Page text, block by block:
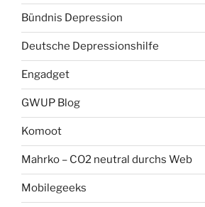
Bündnis Depression
Deutsche Depressionshilfe
Engadget
GWUP Blog
Komoot
Mahrko – CO2 neutral durchs Web
Mobilegeeks